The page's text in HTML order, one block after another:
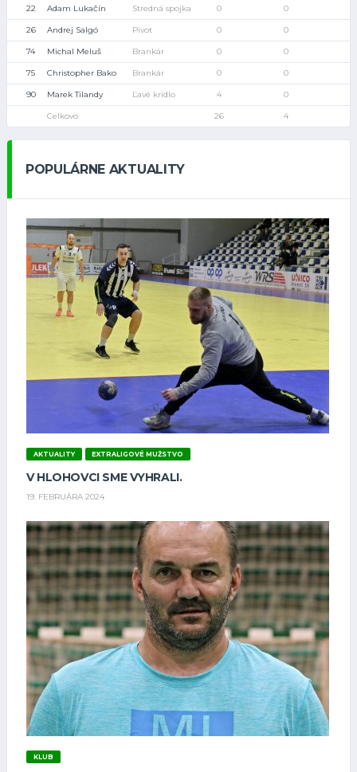
22 Adam Lukačín Stredná spojka 0 0
26 Andrej Salgó Pivot 0 0
74 Michal Meluš Brankár 0 0
75 Christopher Bako Brankár 0 0
90 Marek Tilandy Ľavé krídlo 4 0
Celkovo 26 4
POPULÁRNE AKTUALITY
AKTUALITY EXTRALIGOVÉ MUŽSTVO
V HLOHOVCI SME VYHRALI.
19. FEBRUÁRA 2024
KLUB